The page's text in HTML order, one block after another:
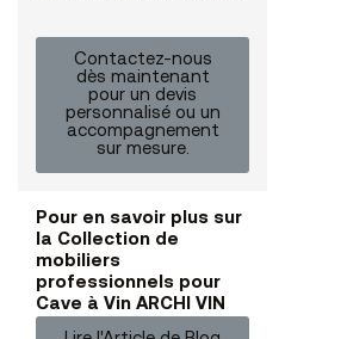
Contactez-nous
dès maintenant
pour un devis
personnalisé ou un
accompagnement
sur mesure.
Pour en savoir plus sur
la Collection de
mobiliers
professionnels pour
Cave à Vin ARCHI VIN